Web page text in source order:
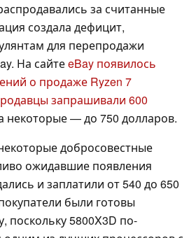
за считанные
создала дефицит,
для перепродажи
На сайтеeBay появилось
о продаже Ryzen 7
запрашивали 600
некоторые — до 750 долларов.
добросовестные
ожидавшие появления
и заплатили от 540 до 650
были готовы
поскольку 5800X3D по-